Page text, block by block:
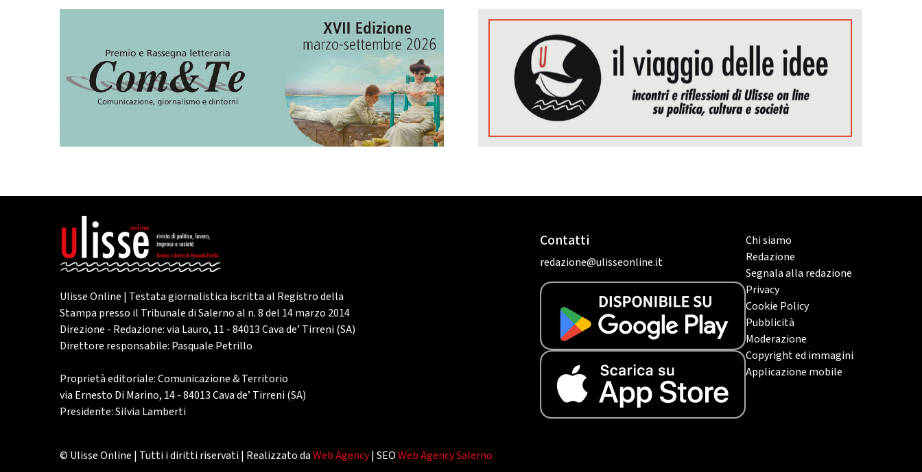
Ulisse Online | Testata giornalistica iscritta al Registro della
Stampa presso il Tribunale di Salerno al n. 8 del 14 marzo 2014
Direzione - Redazione: via Lauro, 11 - 84013 Cava de’ Tirreni (SA)
Direttore responsabile: Pasquale Petrillo
Proprietà editoriale: Comunicazione & Territorio
via Ernesto Di Marino, 14 - 84013 Cava de’ Tirreni (SA)
Presidente: Silvia Lamberti
Contatti
redazione@ulisseonline.it
Chi siamo
Redazione
Segnala alla redazione
Privacy
Cookie Policy
Pubblicità
Moderazione
Copyright ed immagini
Applicazione mobile
© Ulisse Online | Tutti i diritti riservati | Realizzato daWeb Agency| SEOWeb Agency Salerno